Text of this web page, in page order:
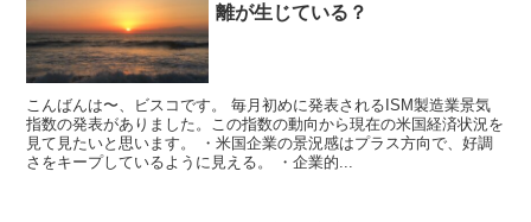
離が生じている？
こんばんは〜、ビスコです。 毎月初めに発表されるISM製造業景気
指数の発表がありました。この指数の動向から現在の米国経済状況を
見て見たいと思います。 ・米国企業の景況感はプラス方向で、好調
さをキープしているように見える。 ・企業的...